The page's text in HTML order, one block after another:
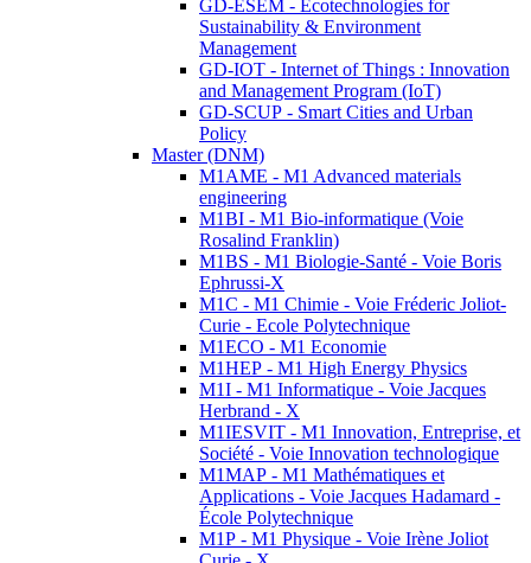
GD-ESEM - Ecotechnologies for
Sustainability & Environment
Management
GD-IOT - Internet of Things : Innovation
and Management Program (IoT)
GD-SCUP - Smart Cities and Urban
Policy
Master (DNM)
M1AME - M1 Advanced materials
engineering
M1BI - M1 Bio-informatique (Voie
Rosalind Franklin)
M1BS - M1 Biologie-Santé - Voie Boris
Ephrussi-X
M1C - M1 Chimie - Voie Fréderic Joliot-
Curie - Ecole Polytechnique
M1ECO - M1 Economie
M1HEP - M1 High Energy Physics
M1I - M1 Informatique - Voie Jacques
Herbrand - X
M1IESVIT - M1 Innovation, Entreprise, et
Société - Voie Innovation technologique
M1MAP - M1 Mathématiques et
Applications - Voie Jacques Hadamard -
École Polytechnique
M1P - M1 Physique - Voie Irène Joliot